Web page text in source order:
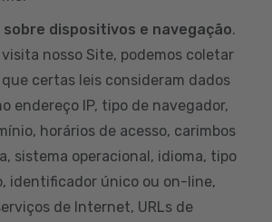
dispositivos e navegação.
nosso Site, podemos coletar
certas leis consideram dados
endereço IP, tipo de navegador,
horários de acesso, carimbos
sistema operacional, idioma, tipo
identificador único ou on-line,
de Internet, URLs de